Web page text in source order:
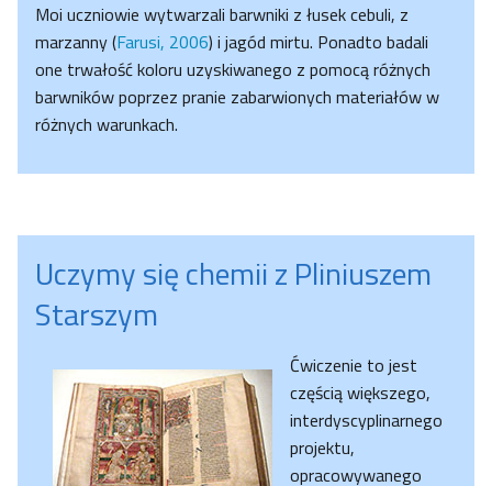
Moi uczniowie wytwarzali barwniki z łusek cebuli, z
marzanny (Farusi, 2006) i jagód mirtu. Ponadto badali
one trwałość koloru uzyskiwanego z pomocą różnych
barwników poprzez pranie zabarwionych materiałów w
różnych warunkach.
Uczymy się chemii z Pliniuszem
Starszym
Ćwiczenie to jest
częścią większego,
interdyscyplinarnego
projektu,
opracowywanego